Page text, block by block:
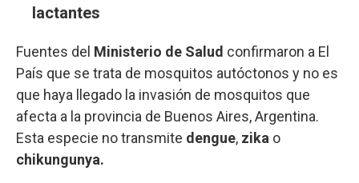
lactantes
Fuentes del Ministerio de Salud confirmaron a El
País que se trata de mosquitos autóctonos y no es
que haya llegado la invasión de mosquitos que
afecta a la provincia de Buenos Aires, Argentina.
Esta especie no transmite dengue, zika o
chikungunya.